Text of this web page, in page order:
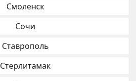
Смоленск
Сочи
Ставрополь
Стерлитамак